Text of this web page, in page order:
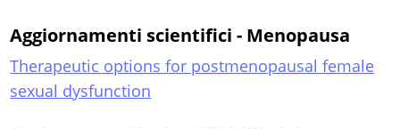
Aggiornamenti scientifici - Menopausa
Therapeutic options for postmenopausal female
sexual dysfunction